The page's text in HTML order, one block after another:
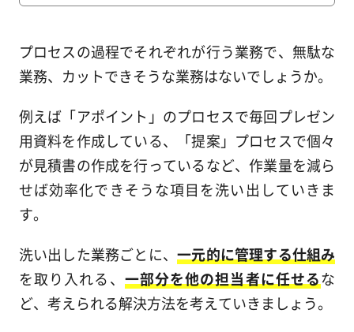
プロセスの過程でそれぞれが行う業務で、無駄な
業務、カットできそうな業務はないでしょうか。
例えば「アポイント」のプロセスで毎回プレゼン
用資料を作成している、「提案」プロセスで個々
が見積書の作成を行っているなど、作業量を減ら
せば効率化できそうな項目を洗い出していきま
す。
洗い出した業務ごとに、一元的に管理する仕組み
を取り入れる、 一部分を他の担当者に任せるな
ど、考えられる解決方法を考えていきましょう。